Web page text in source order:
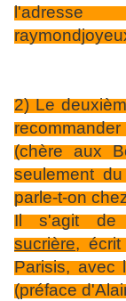
l'adresse
2) Le
(chère aux
seulement
parle-t-on
Il s'agit
sucrière, écrit
Parisis, avec
(préface